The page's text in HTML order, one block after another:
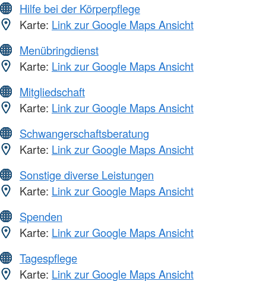
Hilfe bei der Körperpflege
Karte: Link zur Google Maps Ansicht
Menübringdienst
Karte: Link zur Google Maps Ansicht
Mitgliedschaft
Karte: Link zur Google Maps Ansicht
Schwangerschaftsberatung
Karte: Link zur Google Maps Ansicht
Sonstige diverse Leistungen
Karte: Link zur Google Maps Ansicht
Spenden
Karte: Link zur Google Maps Ansicht
Tagespflege
Karte: Link zur Google Maps Ansicht